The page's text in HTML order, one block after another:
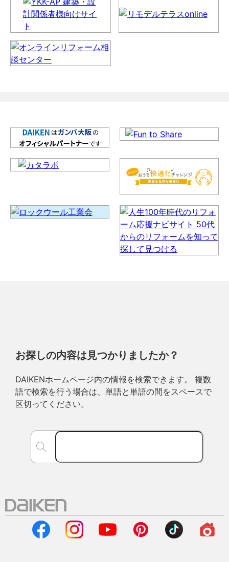
お探しの内容は見つかりましたか？
DAIKENホームページ内の情報を検索できます。 複数
語で検索を行う場合は、単語と単語の間をスペースで
区切ってください。